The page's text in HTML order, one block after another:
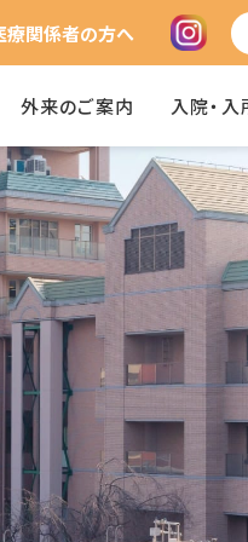
療関係者の方へ
外来のご案内 入院・